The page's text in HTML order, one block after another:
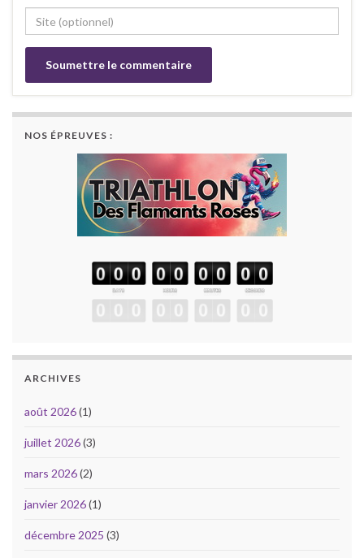
NOS ÉPREUVES :
ARCHIVES
août 2026(1)
juillet 2026(3)
mars 2026(2)
janvier 2026(1)
décembre 2025 (3)